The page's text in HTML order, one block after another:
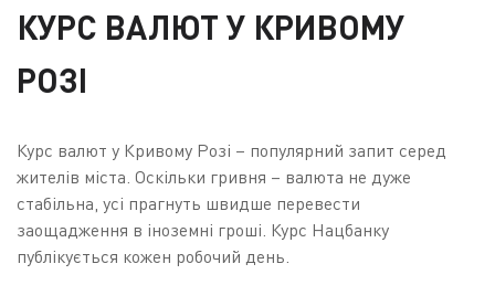
КУРС ВАЛЮТ У КРИВОМУ
РОЗІ
Курс валют у Кривому Розі – популярний запит серед
жителів міста. Оскільки гривня – валюта не дуже
стабільна, усі прагнуть швидше перевести
заощадження в іноземні гроші. Курс Нацбанку
публікується кожен робочий день.